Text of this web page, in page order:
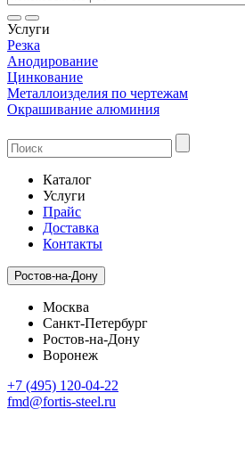
Услуги
Резка
Анодирование
Цинкование
Металлоизделия по чертежам
Окрашивание алюминия
Каталог
Услуги
Прайс
Доставка
Контакты
Ростов-на-Дону
Москва
Санкт-Петербург
Ростов-на-Дону
Воронеж
+7 (495) 120-04-22
fmd@fortis-steel.ru